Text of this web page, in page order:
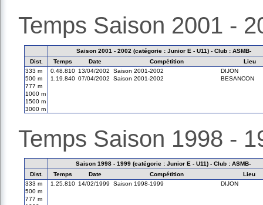
Temps Saison 2001 -
Saison 2001 - 2002 (catégorie : Junior E - U11) - Club : ASMB-
Dist.
Temps Date Compétition
Lieu
333 m
0.48.810 13/04/2002 Saison 2001-2002
DIJON
500 m
1.19.840 07/04/2002 Saison 2001-2002
BESANCON
777 m
1000 m
1500 m
3000 m
Temps Saison 1998 -
Saison 1998 - 1999 (catégorie : Junior E - U11) - Club : ASMB-
Dist.
Temps Date Compétition
Lieu
333 m
1.25.810 14/02/1999 Saison 1998-1999
DIJON
500 m
777 m